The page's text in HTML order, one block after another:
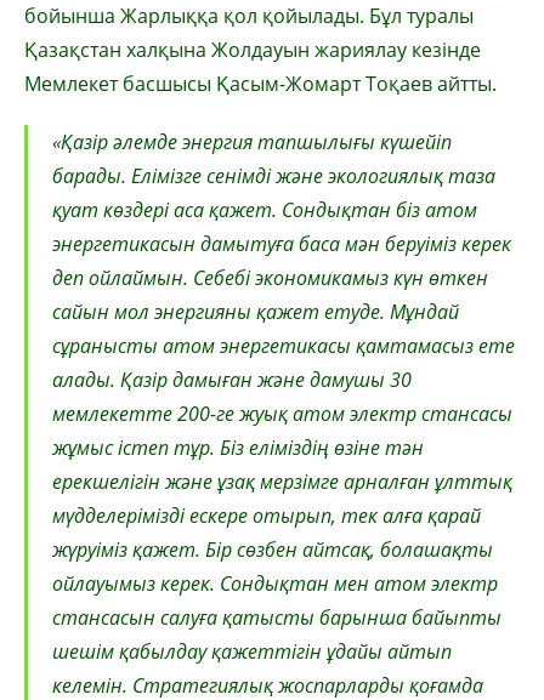
бойынша Жарлыққа қол қойылады. Бұл туралы
Қазақстан халқына Жолдауын жариялау кезінде
Мемлекет басшысы Қасым-Жомарт Тоқаев айтты.
«Қазір әлемде энергия тапшылығы күшейіп
барады. Елімізге сенімді және экологиялық таза
қуат көздері аса қажет. Сондықтан біз атом
энергетикасын дамытуға баса мән беруіміз керек
деп ойлаймын. Себебі экономикамыз күн өткен
сайын мол энергияны қажет етуде. Мұндай
сұранысты атом энергетикасы қамтамасыз ете
алады. Қазір дамыған және дамушы 30
мемлекетте 200-ге жуық атом электр стансасы
жұмыс істеп тұр. Біз еліміздің өзіне тән
ерекшелігін және ұзақ мерзімге арналған ұлттық
мүдделерімізді ескере отырып, тек алға қарай
жүруіміз қажет. Бір сөзбен айтсақ, болашақты
ойлауымыз керек. Сондықтан мен атом электр
стансасын салуға қатысты барынша байыпты
шешім қабылдау қажеттігін ұдайы айтып
келемін. Стратегиялық жоспарларды қоғамда